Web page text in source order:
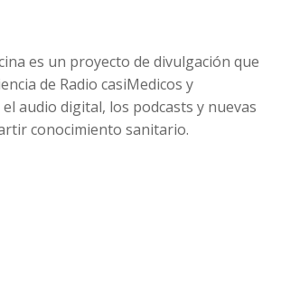
es un proyecto de divulgación que
de Radio casiMedicos y
audio digital, los podcasts y nuevas
conocimiento sanitario.